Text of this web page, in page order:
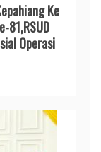
Ke
81,RSUD
Operasi